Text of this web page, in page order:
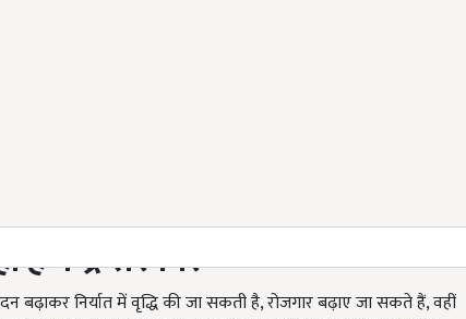
है केंद्र सरकार
बढ़ाकर निर्यात में वृद्धि की जा सकती है, रोजगार बढ़ाए जा सकते हैं, वहीं